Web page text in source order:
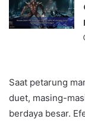
Saat petarung
duet, masing-
berdaya besar.